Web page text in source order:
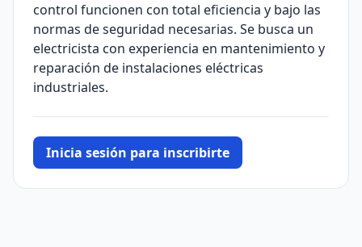
control funcionen con total eficiencia y bajo las
normas de seguridad necesarias. Se busca un
electricista con experiencia en mantenimiento y
reparación de instalaciones eléctricas
industriales.
Inicia sesión para inscribirte